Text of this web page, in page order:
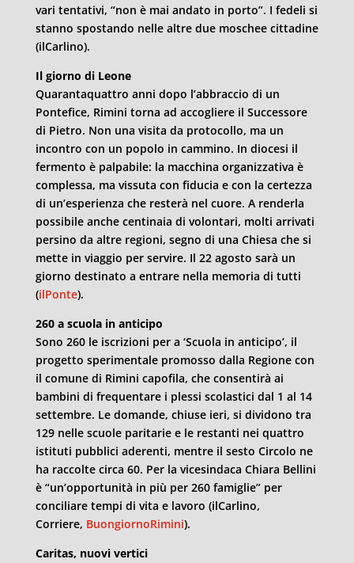
vari tentativi, “non è mai andato in porto”. I fedeli si
stanno spostando nelle altre due moschee cittadine
(ilCarlino).
Il giorno di Leone
Quarantaquattro anni dopo l’abbraccio di un
Pontefice, Rimini torna ad accogliere il Successore
di Pietro. Non una visita da protocollo, ma un
incontro con un popolo in cammino. In diocesi il
fermento è palpabile: la macchina organizzativa è
complessa, ma vissuta con fiducia e con la certezza
di un’esperienza che resterà nel cuore. A renderla
possibile anche centinaia di volontari, molti arrivati
persino da altre regioni, segno di una Chiesa che si
mette in viaggio per servire. Il 22 agosto sarà un
giorno destinato a entrare nella memoria di tutti
(ilPonte).
260 a scuola in anticipo
Sono 260 le iscrizioni per a ‘Scuola in anticipo’, il
progetto sperimentale promosso dalla Regione con
il comune di Rimini capofila, che consentirà ai
bambini di frequentare i plessi scolastici dal 1 al 14
settembre. Le domande, chiuse ieri, si dividono tra
129 nelle scuole paritarie e le restanti nei quattro
istituti pubblici aderenti, mentre il sesto Circolo ne
ha raccolte circa 60. Per la vicesindaca Chiara Bellini
è “un’opportunità in più per 260 famiglie” per
conciliare tempi di vita e lavoro (ilCarlino,
Corriere, BuongiornoRimini).
Caritas, nuovi vertici